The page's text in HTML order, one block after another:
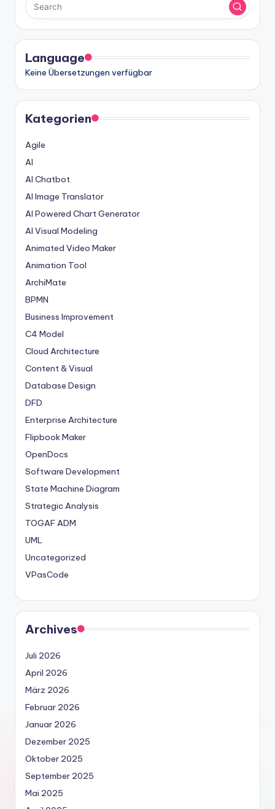
Language
Keine Übersetzungen verfügbar
Kategorien
Agile
AI
AI Chatbot
AI Image Translator
AI Powered Chart Generator
AI Visual Modeling
Animated Video Maker
Animation Tool
ArchiMate
BPMN
Business Improvement
C4 Model
Cloud Architecture
Content & Visual
Database Design
DFD
Enterprise Architecture
Flipbook Maker
OpenDocs
Software Development
State Machine Diagram
Strategic Analysis
TOGAF ADM
UML
Uncategorized
VPasCode
Archives
Juli 2026
April 2026
März 2026
Februar 2026
Januar 2026
Dezember 2025
Oktober 2025
September 2025
Mai 2025